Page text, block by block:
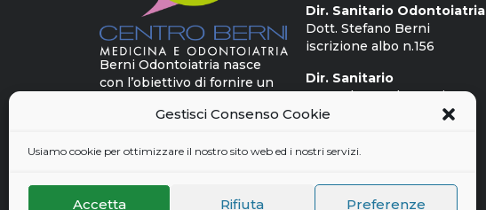
Gestisci Consenso Cookie
Usiamo cookie per ottimizzare il nostro sito web ed i nostri servizi.
Accetta Rifiuta Preferenze
Berni Odontoiatria nasce
con l’obiettivo di fornire un
destinato alla cura delle
un benessere delle persone
Dir. Sanitario Odontoiatria
Dott. Stefano Berni
iscrizione albo n.156
Dir. Sanitario
Dott. Alessandro Rosi
iscrizione albo n.1561